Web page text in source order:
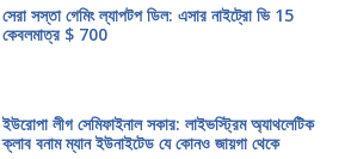
সেরা সস্তা গেমিং ল্যাপটপ ডিল: এসার নাইট্রো ভি 15
কেবলমাত্র $ 700
ইউরোপা লীগ সেমিফাইনাল সকার: লাইভস্ট্রিম অ্যাথলেটিক
ক্লাব বনাম ম্যান ইউনাইটেড যে কোনও জায়গা থেকে